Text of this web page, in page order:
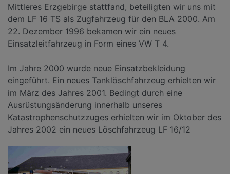
Mittleres Erzgebirge stattfand, beteiligten wir uns mit
dem LF 16 TS als Zugfahrzeug für den BLA 2000. Am
22. Dezember 1996 bekamen wir ein neues
Einsatzleitfahrzeug in Form eines VW T 4.
Im Jahre 2000 wurde neue Einsatzbekleidung
eingeführt. Ein neues Tanklöschfahrzeug erhielten wir
im März des Jahres 2001. Bedingt durch eine
Ausrüstungsänderung innerhalb unseres
Katastrophenschutzzuges erhielten wir im Oktober des
Jahres 2002 ein neues Löschfahrzeug LF 16/12